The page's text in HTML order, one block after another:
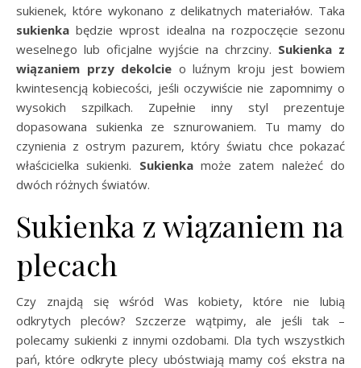
sukienek, które wykonano z delikatnych materiałów. Taka
sukienka będzie wprost idealna na rozpoczęcie sezonu
weselnego lub oficjalne wyjście na chrzciny. Sukienka z
wiązaniem przy dekolcie o luźnym kroju jest bowiem
kwintesencją kobiecości, jeśli oczywiście nie zapomnimy o
wysokich szpilkach. Zupełnie inny styl prezentuje
dopasowana sukienka ze sznurowaniem. Tu mamy do
czynienia z ostrym pazurem, który światu chce pokazać
właścicielka sukienki. Sukienkamoże zatem należeć do
dwóch różnych światów.
Sukienka z wiązaniem na
plecach
Czy znajdą się wśród Was kobiety, które nie lubią
odkrytych pleców? Szczerze wątpimy, ale jeśli tak –
polecamy sukienki z innymi ozdobami. Dla tych wszystkich
pań, które odkryte plecy ubóstwiają mamy coś ekstra na